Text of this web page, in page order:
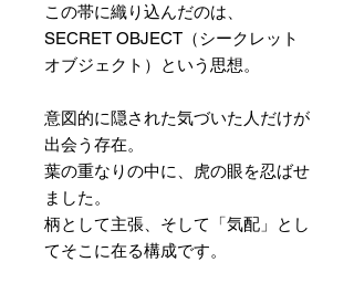
この帯に織り込んだのは、
SECRET OBJECT（シークレット
オブジェクト）という思想。
意図的に隠された気づいた人だけが
出会う存在。
葉の重なりの中に、虎の眼を忍ばせ
ました。
柄として主張、そして「気配」とし
てそこに在る構成です。